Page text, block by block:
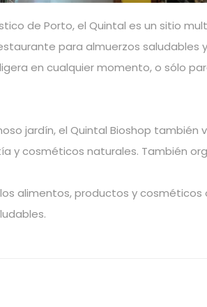
de Porto, el Quintal es un sitio
para almuerzos saludables
en cualquier momento, o sólo
jardín, el Quintal Bioshop también
y cosméticos naturales. También
alimentos, productos y cosméticos